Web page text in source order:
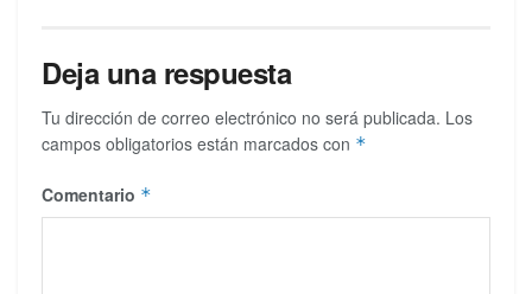
Deja una respuesta
Tu dirección de correo electrónico no será publicada. Los
campos obligatorios están marcados con *
Comentario *